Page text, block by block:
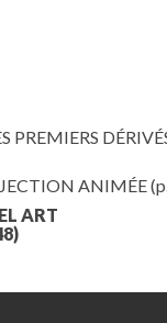
PREMIERS
ANIMÉE
ART